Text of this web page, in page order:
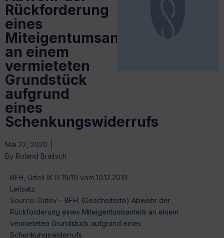
Rückforderung
eines
Miteigentumsanteils
an einem
vermieteten
Grundstück
aufgrund
eines
Schenkungswiderrufs
Mai 22, 2020
By Roland Braitsch
BFH, Urteil IX R 19/19 vom 10.12.2019
Leitsatz
Source: Datev – BFH: (Gescheiterte) Abwehr der
Rückforderung eines Miteigentumsanteils an einem
vermieteten Grundstück aufgrund eines
Schenkungswiderrufs